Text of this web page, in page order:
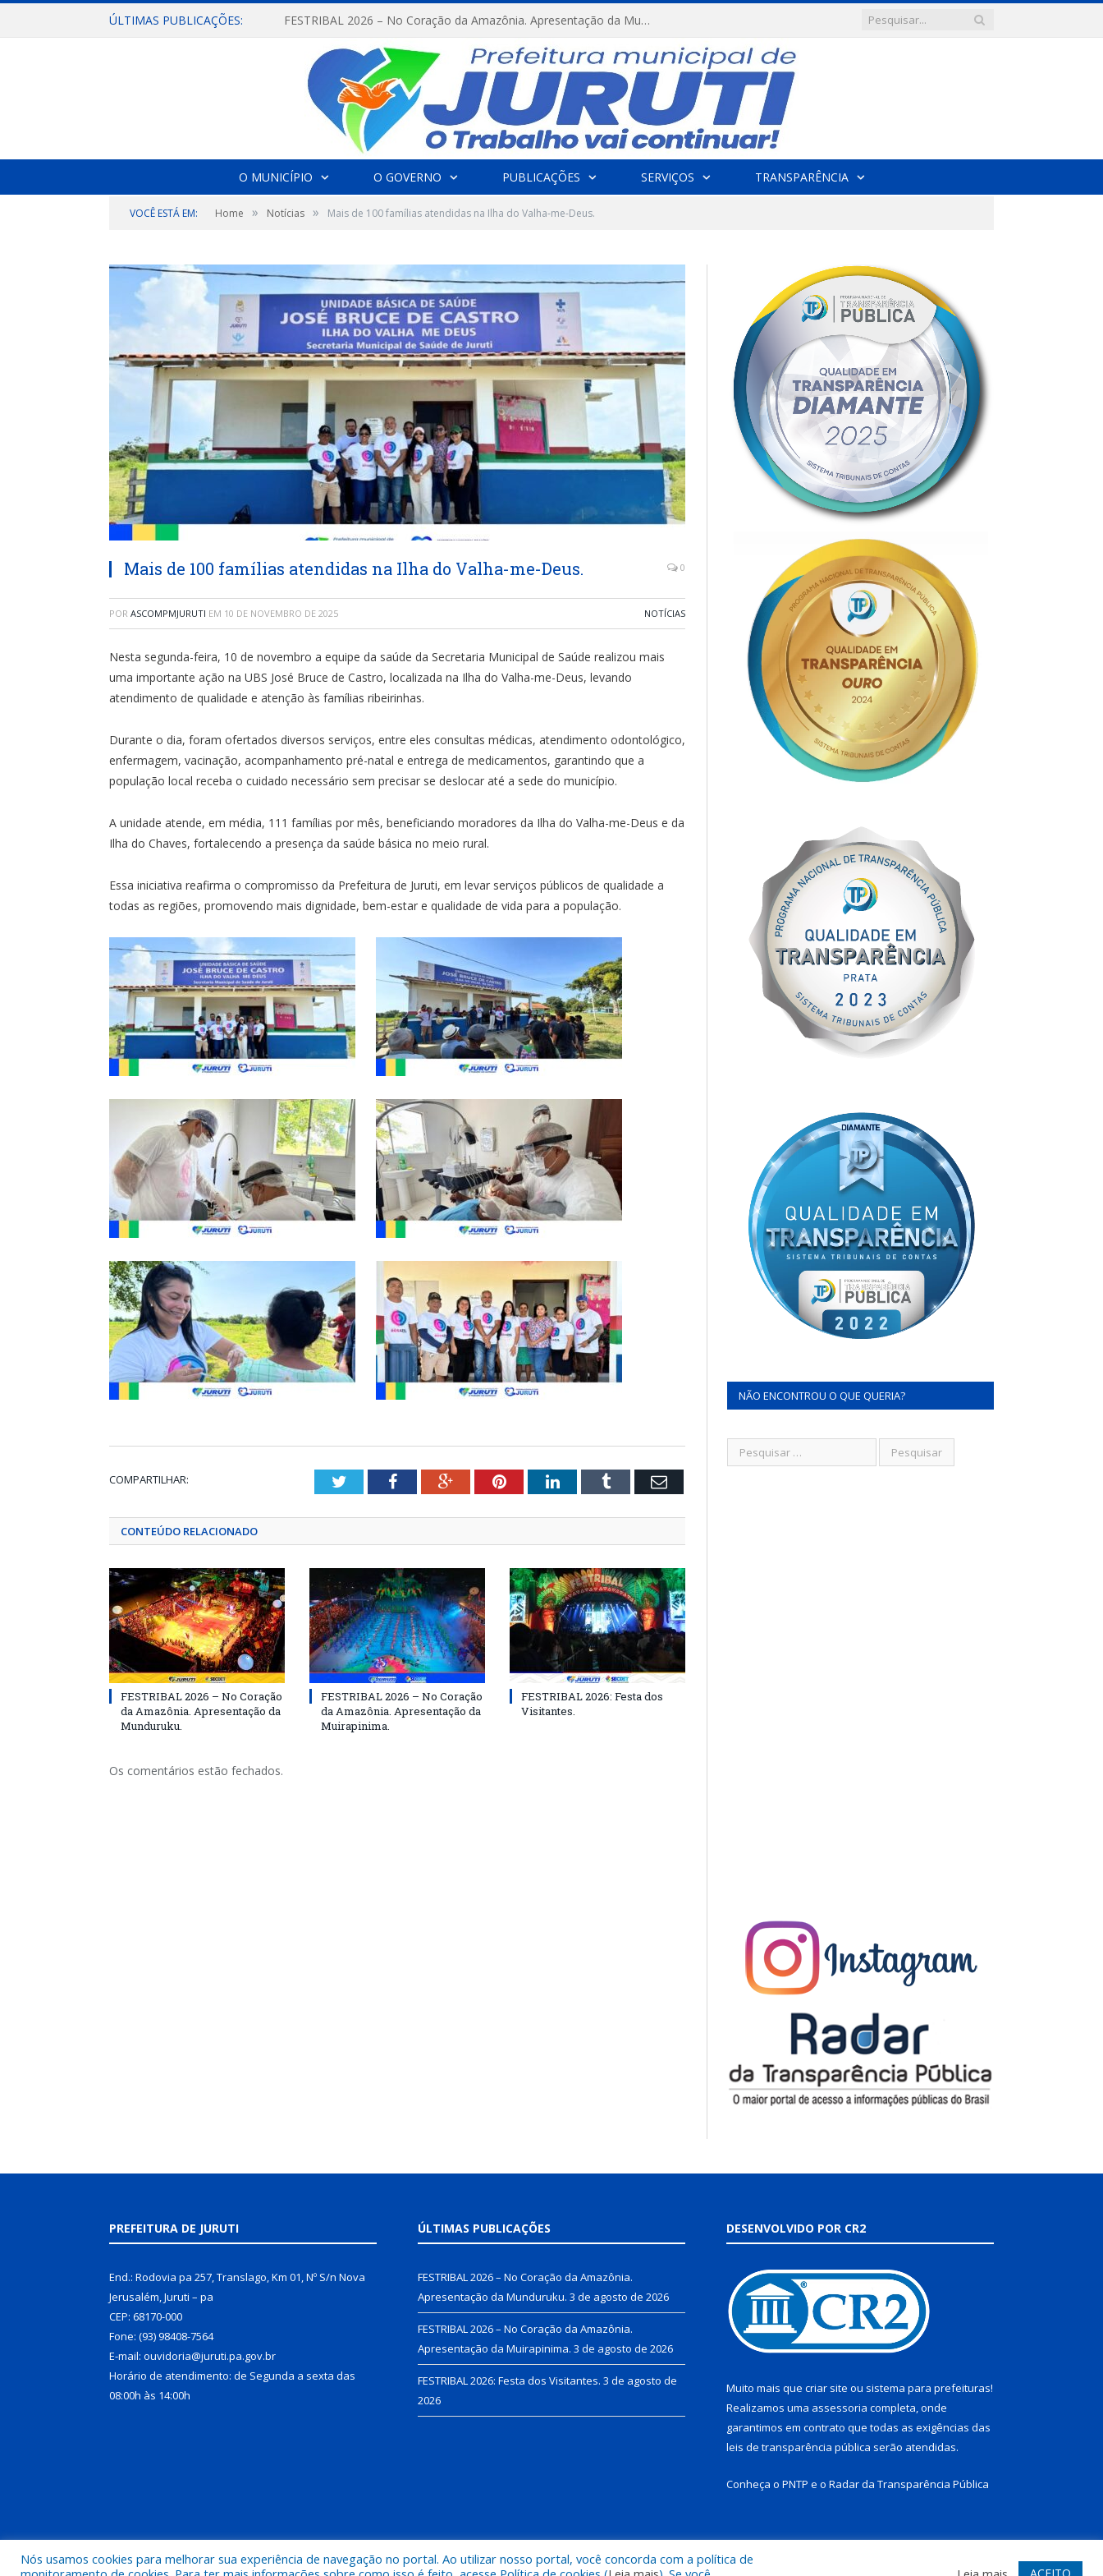
ÚLTIMAS PUBLICAÇÕES: FESTRIBAL 2026 – No Coração da Amazônia. Apresentação da Munduruku.
O MUNICÍPIO O GOVERNO PUBLICAÇÕES SERVIÇOS TRANSPARÊNCIA
VOCÊ ESTÁ EM: Home » Notícias » Mais de 100 famílias atendidas na Ilha do Valha-me-Deus.
Mais de 100 famílias atendidas na Ilha do Valha-me-Deus. 0
POR ASCOMPMJURUTI EM 10 DE NOVEMBRO DE 2025 NOTÍCIAS
Nesta segunda-feira, 10 de novembro a equipe da saúde da Secretaria Municipal de Saúde realizou mais
uma importante ação na UBS José Bruce de Castro, localizada na Ilha do Valha-me-Deus, levando
atendimento de qualidade e atenção às famílias ribeirinhas.
Durante o dia, foram ofertados diversos serviços, entre eles consultas médicas, atendimento odontológico,
enfermagem, vacinação, acompanhamento pré-natal e entrega de medicamentos, garantindo que a
população local receba o cuidado necessário sem precisar se deslocar até a sede do município.
A unidade atende, em média, 111 famílias por mês, beneficiando moradores da Ilha do Valha-me-Deus e da
Ilha do Chaves, fortalecendo a presença da saúde básica no meio rural.
Essa iniciativa reafirma o compromisso da Prefeitura de Juruti, em levar serviços públicos de qualidade a
todas as regiões, promovendo mais dignidade, bem-estar e qualidade de vida para a população.
COMPARTILHAR: TwitterFacebookGoogle+PinterestLinkedInTumblr Email
CONTEÚDO RELACIONADO
FESTRIBAL 2026 – No Coração
da Amazônia. Apresentação da
Munduruku.
FESTRIBAL 2026 – No Coração
da Amazônia. Apresentação da
Muirapinima.
FESTRIBAL 2026: Festa dos
Visitantes.
Os comentários estão fechados.
NÃO ENCONTROU O QUE QUERIA?
PREFEITURA DE JURUTI
End.: Rodovia pa 257, Translago, Km 01, Nº S/n Nova
Jerusalém, Juruti – pa
CEP: 68170-000
Fone: (93) 98408-7564
E-mail: ouvidoria@juruti.pa.gov.br
Horário de atendimento: de Segunda a sexta das
08:00h às 14:00h
ÚLTIMAS PUBLICAÇÕES
FESTRIBAL 2026 – No Coração da Amazônia.
Apresentação da Munduruku. 3 de agosto de 2026
FESTRIBAL 2026 – No Coração da Amazônia.
Apresentação da Muirapinima. 3 de agosto de 2026
FESTRIBAL 2026: Festa dos Visitantes. 3 de agosto de
2026
DESENVOLVIDO POR CR2
Muito mais que criar site ou sistema para prefeituras!
Realizamos uma assessoria completa, onde
garantimos em contrato que todas as exigências das
leis de transparência pública serão atendidas.
Conheça o PNTP e o Radar da Transparência Pública
Todos os direitos reservados a Prefeitura Municipal de Juruti. Mapa do Site Acessar Webmail
Nós usamos cookies para melhorar sua experiência de navegação no portal. Ao utilizar nosso portal, você concorda com a política de
ACEITO